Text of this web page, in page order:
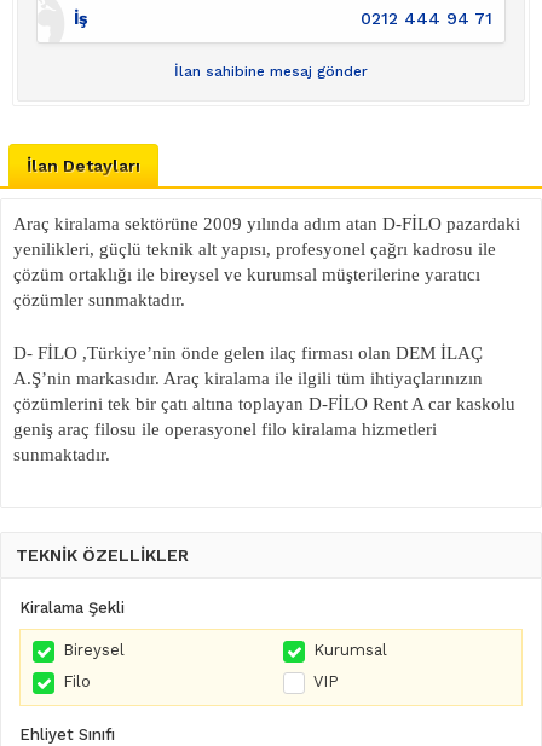
İş 0212 444 94 71
İlan sahibine mesaj gönder
İlan Detayları
Araç kiralama sektörüne 2009 yılında adım atan D-FİLO pazardaki
yenilikleri, güçlü teknik alt yapısı, profesyonel çağrı kadrosu ile
çözüm ortaklığı ile bireysel ve kurumsal müşterilerine yaratıcı
çözümler sunmaktadır.
D- FİLO ,Türkiye’nin önde gelen ilaç firması olan DEM İLAÇ
A.Ş’nin markasıdır. Araç kiralama ile ilgili tüm ihtiyaçlarınızın
çözümlerini tek bir çatı altına toplayan D-FİLO Rent A car kaskolu
geniş araç filosu ile operasyonel filo kiralama hizmetleri
sunmaktadır.
TEKNİK ÖZELLİKLER
Kiralama Şekli
Bireysel
Kurumsal
Filo
VIP
Ehliyet Sınıfı